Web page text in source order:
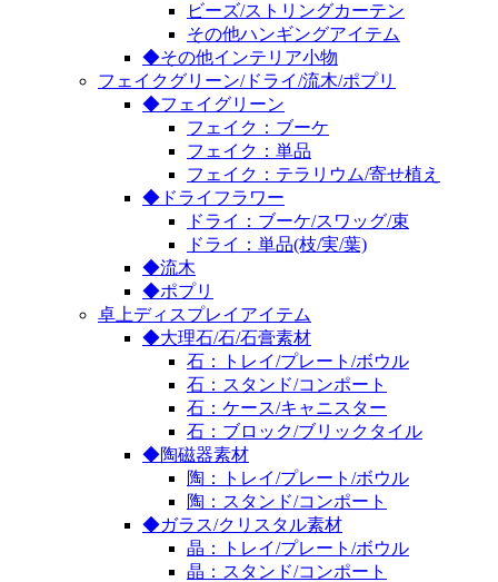
ビーズ/ストリングカーテン
その他ハンギングアイテム
◆その他インテリア小物
フェイクグリーン/ドライ/流木/ポプリ
◆フェイグリーン
フェイク：ブーケ
フェイク：単品
フェイク：テラリウム/寄せ植え
◆ドライフラワー
ドライ：ブーケ/スワッグ/束
ドライ：単品(枝/実/葉)
◆流木
◆ポプリ
卓上ディスプレイアイテム
◆大理石/石/石膏素材
石：トレイ/プレート/ボウル
石：スタンド/コンポート
石：ケース/キャニスター
石：ブロック/ブリックタイル
◆陶磁器素材
陶：トレイ/プレート/ボウル
陶：スタンド/コンポート
◆ガラス/クリスタル素材
晶：トレイ/プレート/ボウル
晶：スタンド/コンポート